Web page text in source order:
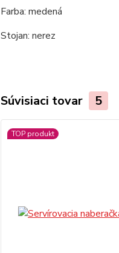
Farba: medená
Stojan: nerez
Súvisiaci tovar 5
TOP produkt